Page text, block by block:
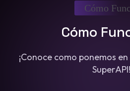
Cómo
Cómo
¡Conoce como ponemos
SuperAPI!